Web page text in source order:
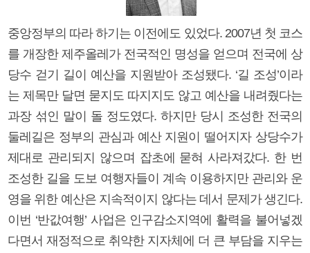
중앙정부의 따라 하기는 이전에도 있었다. 2007년 첫 코스
를 개장한 제주올레가 전국적인 명성을 얻으며 전국에 상
당수 걷기 길이 예산을 지원받아 조성됐다. ‘길 조성’이라
는 제목만 달면 묻지도 따지지도 않고 예산을 내려줬다는
과장 섞인 말이 돌 정도였다. 하지만 당시 조성한 전국의
둘레길은 정부의 관심과 예산 지원이 떨어지자 상당수가
제대로 관리되지 않으며 잡초에 묻혀 사라져갔다. 한 번
조성한 길을 도보 여행자들이 계속 이용하지만 관리와 운
영을 위한 예산은 지속적이지 않다는 데서 문제가 생긴다.
이번 ‘반값여행’ 사업은 인구감소지역에 활력을 불어넣겠
다면서 재정적으로 취약한 지자체에 더 큰 부담을 지우는